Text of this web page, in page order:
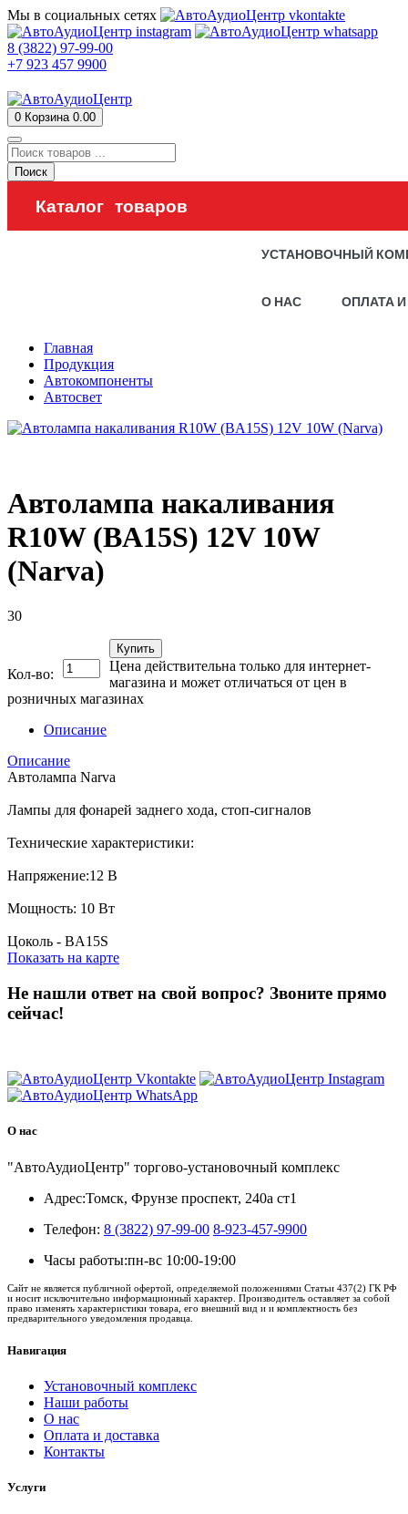
Мы в социальных сетях
8 (3822) 97-99-00
+7 923 457 9900
0 Корзина 0.00
Поиск
Каталог товаров
УСТАНОВОЧНЫЙ
О НАС ОПЛАТА
Главная
Продукция
Автокомпоненты
Автосвет
Автолампа накаливания
R10W (BA15S) 12V 10W
(Narva)
30
Кол-во:
Купить
Цена действительна только для интернет-
магазина и может отличаться от цен в
розничных магазинах
Описание
Описание
Автолампа Narva
Лампы для фонарей заднего хода, стоп-сигналов
Технические характеристики:
Напряжение:12 В
Мощность: 10 Вт
Цоколь - BA15S
Показать на карте
Не нашли ответ на свой вопрос? Звоните прямо
сейчас!
О нас
"АвтоАудиоЦентр" торгово-установочный комплекс
Адрес:Томск, Фрунзе проспект, 240а ст1
Телефон: 8 (3822) 97-99-00 8-923-457-9900
Часы работы:пн-вс 10:00-19:00
Сайт не является публичной офертой, определяемой положениями Статьи 437(2) ГК РФ
и носит исключительно информационный характер. Производитель оставляет за собой
право изменять характеристики товара, его внешний вид и и комплектность без
предварительного уведомления продавца.
Навигация
Установочный комплекс
Наши работы
О нас
Оплата и доставка
Контакты
Услуги